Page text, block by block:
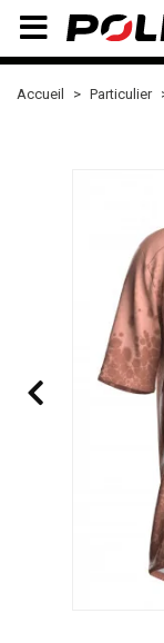
Accueil Particulier